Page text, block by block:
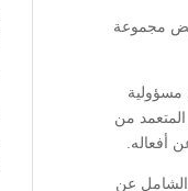
مجموعة
مسؤولية
من
أفعاله.
الشامل عن